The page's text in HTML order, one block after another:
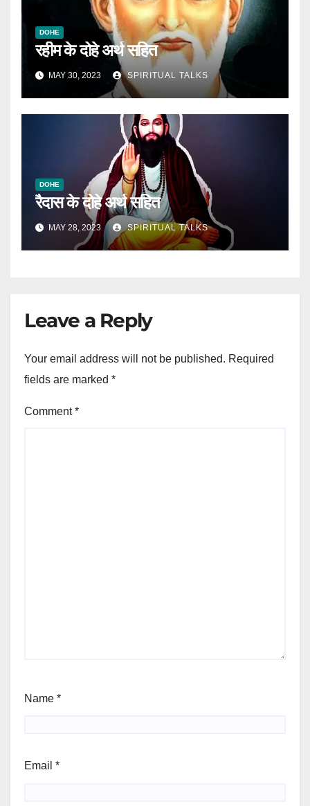
DOHE
रहीम के दोहे अर्थ सहित
MAY 30, 2023 SPIRITUAL TALKS
DOHE
रैदास के दोहे अर्थ सहित
MAY 28, 2023 SPIRITUAL TALKS
Leave a Reply
Your email address will not be published. Required
fields are marked *
Comment*
Name *
Email *